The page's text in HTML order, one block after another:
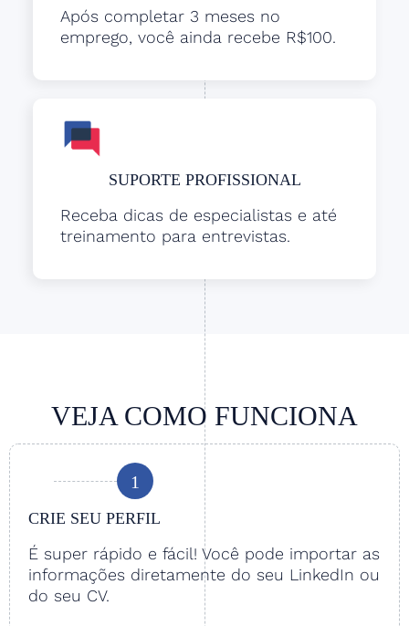
Após completar 3 meses no
emprego, você ainda recebe R$100.
SUPORTE PROFISSIONAL
Receba dicas de especialistas e até
treinamento para entrevistas.
VEJA COMO FUNCIONA
1
CRIE SEU PERFIL
É super rápido e fácil! Você pode importar as
informações diretamente do seu LinkedIn ou
do seu CV.